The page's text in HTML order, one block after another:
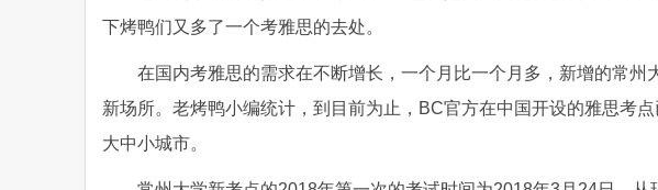
下烤鸭们又多了一个考雅思的去处。
在国内考雅思的需求在不断增长，一个月比一个月多，新增的常
新场所。老烤鸭小编统计，到目前为止，BC官方在中国开设的雅思考
大中小城市。